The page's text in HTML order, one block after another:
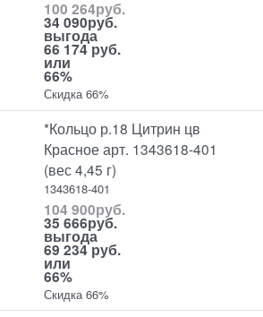
100 264руб.
34 090руб.
выгода
66 174 руб.
или
66%
Скидка 66%
*Кольцо р.18 Цитрин цв
Красное арт. 1343618-401
(вес 4,45 г)
1343618-401
104 900руб.
35 666руб.
выгода
69 234 руб.
или
66%
Скидка 66%